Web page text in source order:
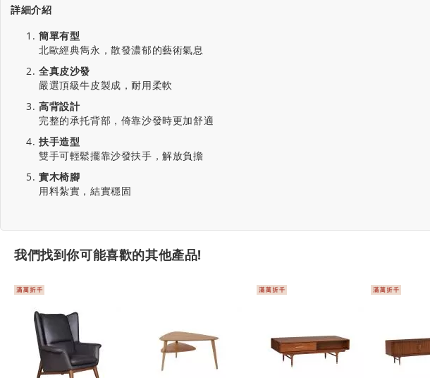
詳細介紹
簡單有型
北歐經典雋永，散發濃郁的藝術氣息
全真皮沙發
嚴選頂級牛皮製成，耐用柔軟
高背設計
完整的承托背部，倚靠沙發時更加舒適
扶手造型
雙手可輕鬆擺靠沙發扶手，解放負擔
實木椅腳
用料紮實，結實穩固
我們找到你可能喜歡的其他產品!